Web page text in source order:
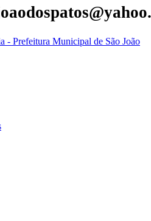
- Prefeitura Municipal de São João